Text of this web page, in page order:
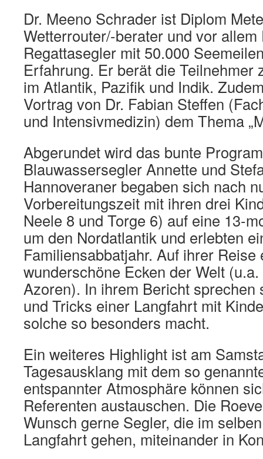
Dr. Meeno Schrader ist Diplom
Wetterrouter/-berater und vor
Regattasegler mit 50.000
Erfahrung. Er berät die Teilnehmer
im Atlantik, Pazifik und Indik.
Vortrag von Dr. Fabian Steffen
und Intensivmedizin) dem Thema
Abgerundet wird das bunte
Blauwassersegler Annette und
Hannoveraner begaben sich nach
Vorbereitungszeit mit ihren drei
Neele 8 und Torge 6) auf eine 13-
um den Nordatlantik und erlebten
Familiensabbatjahr. Auf ihrer Reise
wunderschöne Ecken der Welt
Azoren). In ihrem Bericht sprechen
und Tricks einer Langfahrt mit
solche so besonders macht.
Ein weiteres Highlight ist am
Tagesausklang mit dem so
entspannter Atmosphäre können
Referenten austauschen. Die
Wunsch gerne Segler, die im
Langfahrt gehen, miteinander in